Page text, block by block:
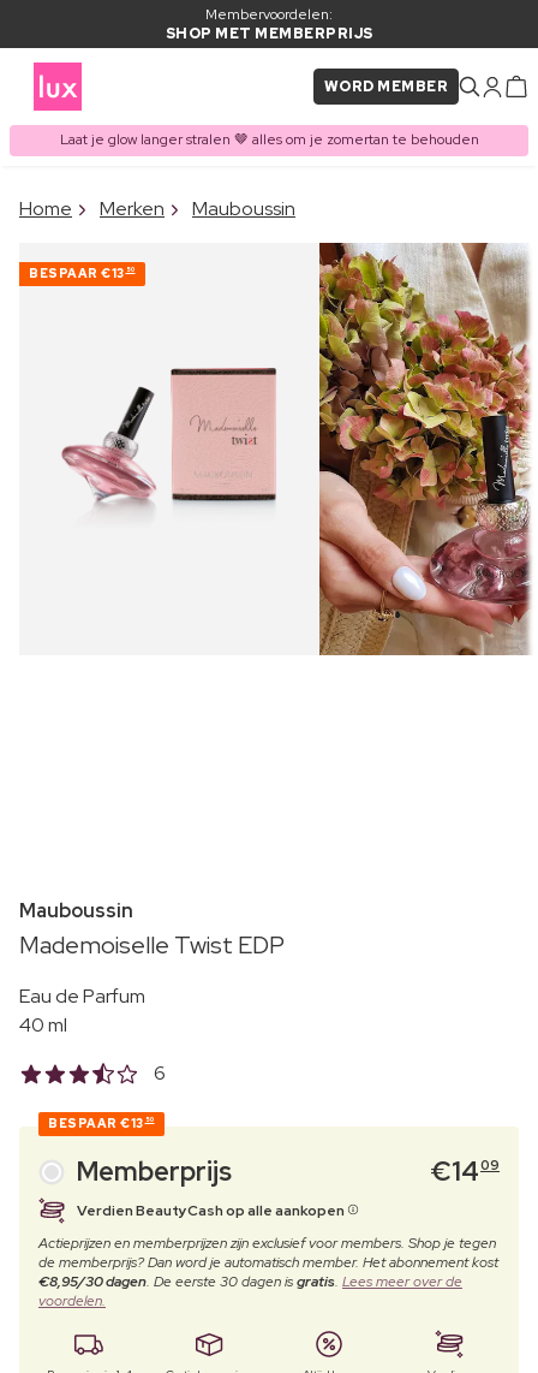
Membervoordelen:
SHOP MET MEMBERPRIJS
WORD MEMBER
Laat je glow langer stralen 🤎 alles om je zomertan te behouden
ITEM TOEGEVOEGD AAN
Home Merken Mauboussin
BESPAAR €13 50
Mauboussin
Mademoiselle Twist EDP
Eau de Parfum
40 ml
6
BESPAAR €13 50
Memberprijs €1409
Verdien BeautyCash op alle aankopen
Actieprijzen en memberprijzen zijn exclusief voor members. Shop je tegen
de memberprijs? Dan word je automatisch member. Het abonnement kost
€8,95/30 dagen. De eerste 30 dagen isgratis. Lees meer over de
voordelen.